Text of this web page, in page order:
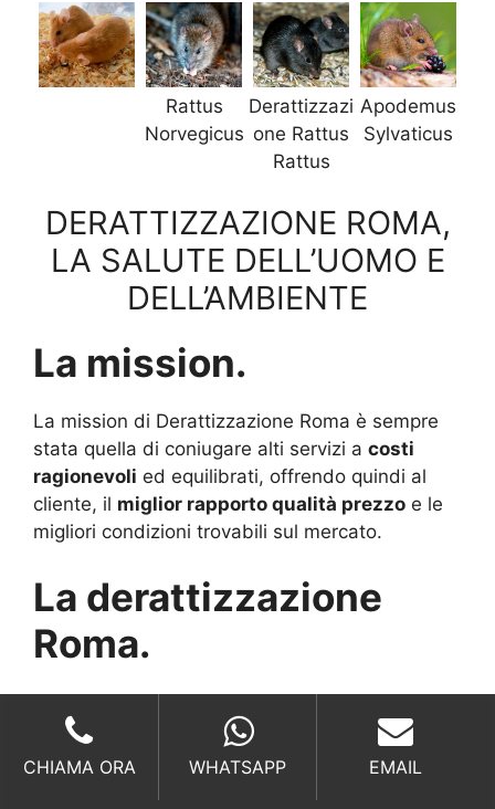
Rattus
Norvegicus
Derattizzazi
one Rattus
Rattus
Apodemus
Sylvaticus
DERATTIZZAZIONE ROMA,
LA SALUTE DELL’UOMO E
DELL’AMBIENTE
La mission.
La mission di Derattizzazione Roma è sempre
stata quella di coniugare alti servizi a costi
ragionevoli ed equilibrati, offrendo quindi al
cliente, il miglior rapporto qualità prezzo e le
migliori condizioni trovabili sul mercato.
La derattizzazione
Roma.
Romaè da sempre stata una sfida per la nostra
società, una sfida al cambiamento al saper
CHIAMA ORA WHATSAPP EMAIL